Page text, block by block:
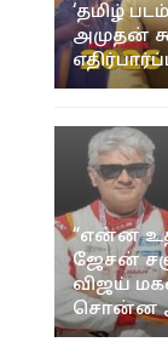
‘தமிழ்
அமுதன்
“என்ன
ஜேசன்
விஜய்
சொன்ன